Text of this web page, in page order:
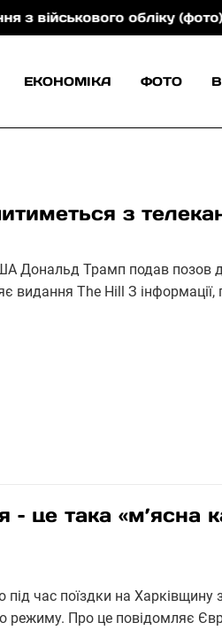
обліку (фото)
ЕКОНОМІКА ФОТО
з
Дональд Трамп подав позов
видання The Hill З інформації,
– це така «м’ясна
час поїздки на Харківщину
режиму. Про це повідомляє